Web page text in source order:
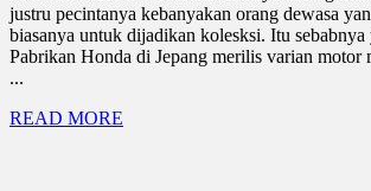
justru pecintanya kebanyakan orang dewasa
biasanya untuk dijadikan kolesksi. Itu sebabnya
Pabrikan Honda di Jepang merilis varian motor
...
READ MORE